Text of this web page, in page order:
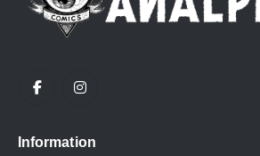
Information